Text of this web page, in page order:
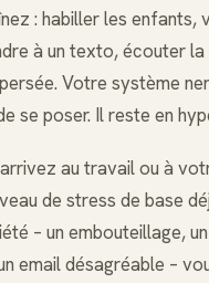
: habiller les enfants,
à un texto, écouter la
Votre système
se poser. Il reste en
au travail ou à
de stress de base
– un embouteillage,
email désagréable –